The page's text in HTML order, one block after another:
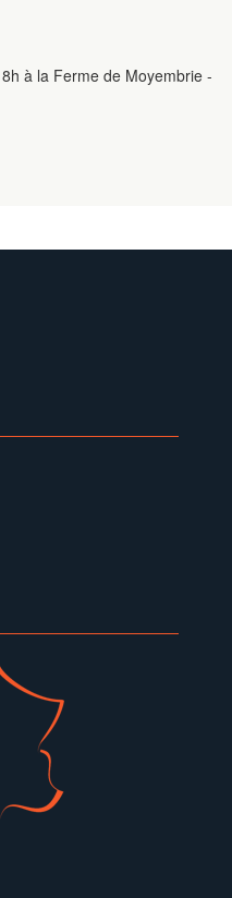
à la Ferme de Moyembrie -